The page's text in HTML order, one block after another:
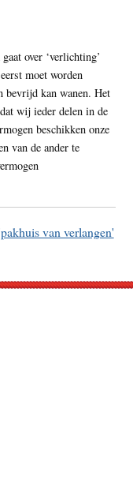
over ‘verlichting’
moet worden
bevrijd kan wanen. Het
wij ieder delen in de
beschikken onze
van de ander te
van verlangen'